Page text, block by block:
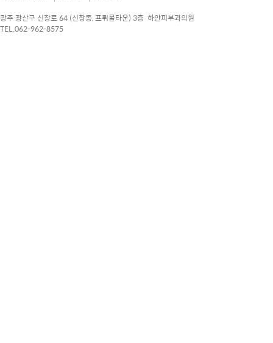
광주 광산구 신창로 64 (신창동, 프뤼몰타운) 3층 하얀피부과의원
TEL.062-962-8575